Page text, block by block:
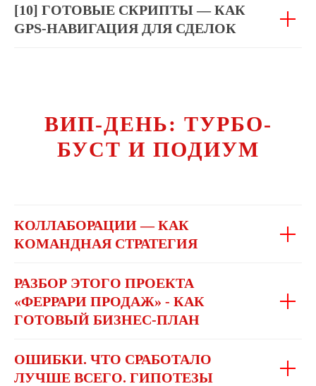
[10] ГОТОВЫЕ СКРИПТЫ — КАК
GPS-НАВИГАЦИЯ ДЛЯ СДЕЛОК
ВИП-ДЕНЬ: ТУРБО-
БУСТ И ПОДИУМ
КОЛЛАБОРАЦИИ — КАК
КОМАНДНАЯ СТРАТЕГИЯ
РАЗБОР ЭТОГО ПРОЕКТА
«ФЕРРАРИ ПРОДАЖ» - КАК
ГОТОВЫЙ БИЗНЕС-ПЛАН
ОШИБКИ. ЧТО СРАБОТАЛО
ЛУЧШЕ ВСЕГО. ГИПОТЕЗЫ